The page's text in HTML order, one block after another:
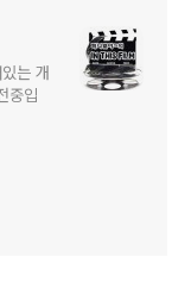
는 개
중입